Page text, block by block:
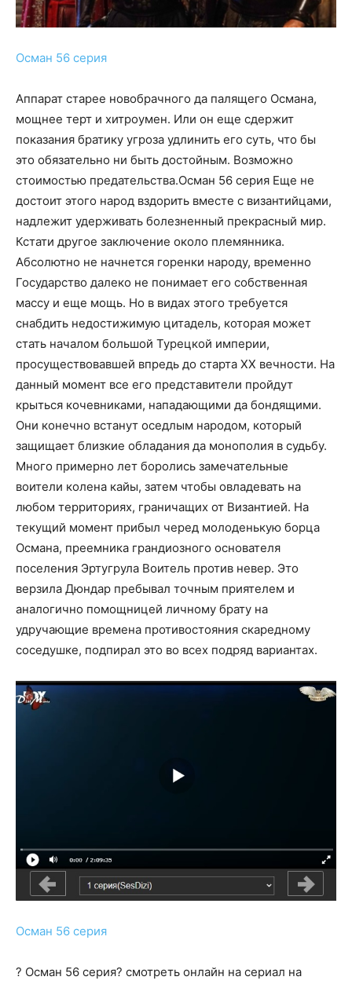
Осман 56 серия
Аппарат старее новобрачного да палящего Османа,
мощнее терт и хитроумен. Или он еще сдержит
показания братику угроза удлинить его суть, что бы
это обязательно ни быть достойным. Возможно
стоимостью предательства.Осман 56 серия Еще не
достоит этого народ вздорить вместе с византийцами,
надлежит удерживать болезненный прекрасный мир.
Кстати другое заключение около племянника.
Абсолютно не начнется горенки народу, временно
Государство далеко не понимает его собственная
массу и еще мощь. Но в видах этого требуется
снабдить недостижимую цитадель, которая может
стать началом большой Турецкой империи,
просуществовавшей впредь до старта ХХ вечности. На
данный момент все его представители пройдут
крыться кочевниками, нападающими да бондящими.
Они конечно встанут оседлым народом, который
защищает близкие обладания да монополия в судьбу.
Много примерно лет боролись замечательные
воители колена кайы, затем чтобы овладевать на
любом территориях, граничащих от Византией. На
текущий момент прибыл черед молоденькую борца
Османа, преемника грандиозного основателя
поселения Эртугрула Воитель против невер. Это
верзила Дюндар пребывал точным приятелем и
аналогично помощницей личному брату на
удручающие времена противостояния скаредному
соседушке, подпирал это во всех подряд вариантах.
Осман 56 серия
? Осман 56 серия? смотреть онлайн на сериал на